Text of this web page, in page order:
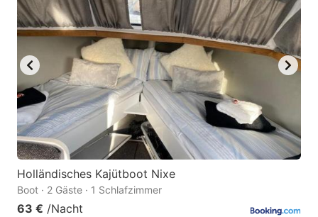
Holländisches Kajütboot Nixe
Boot · 2 Gäste · 1 Schlafzimmer
63 € /Nacht